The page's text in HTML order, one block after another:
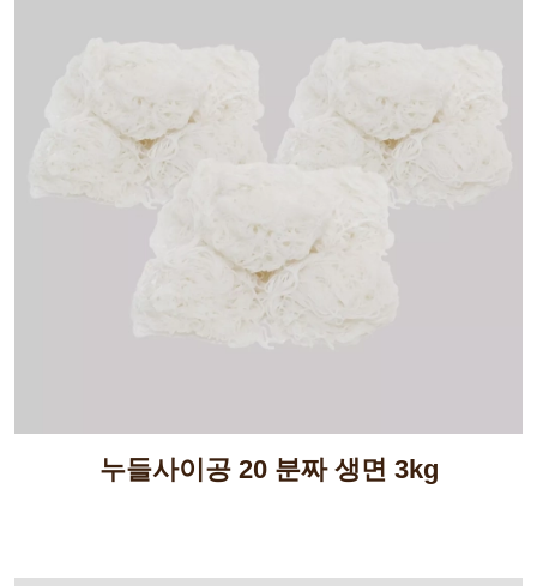
누들사이공 20 분짜 생면 3kg